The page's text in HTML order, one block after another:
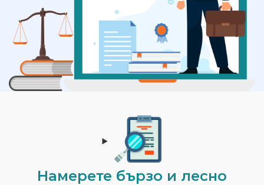
Намерете бързо и лесно